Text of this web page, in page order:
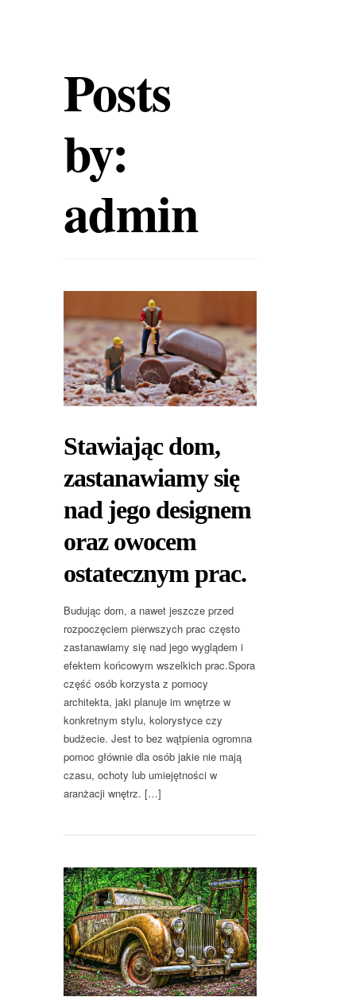
Posts
by:
admin
Stawiając dom,
zastanawiamy się
nad jego designem
oraz owocem
ostatecznym prac.
Budując dom, a nawet jeszcze przed
rozpoczęciem pierwszych prac często
zastanawiamy się nad jego wyglądem i
efektem końcowym wszelkich prac.Spora
część osób korzysta z pomocy
architekta, jaki planuje im wnętrze w
konkretnym stylu, kolorystyce czy
budżecie. Jest to bez wątpienia ogromna
pomoc głównie dla osób jakie nie mają
czasu, ochoty lub umiejętności w
aranżacji wnętrz. […]